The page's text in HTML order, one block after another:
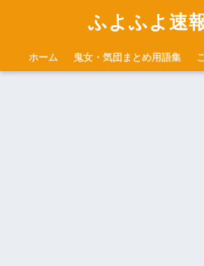
ふよふよ速報
ホーム 鬼女・気団まとめ用語集